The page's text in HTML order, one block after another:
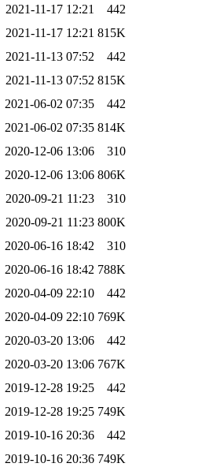
2021-11-17 12:21
442
2021-11-17 12:21 815K
2021-11-13 07:52
442
2021-11-13 07:52 815K
2021-06-02 07:35
442
2021-06-02 07:35 814K
2020-12-06 13:06
310
2020-12-06 13:06 806K
2020-09-21 11:23
310
2020-09-21 11:23 800K
2020-06-16 18:42
310
2020-06-16 18:42 788K
2020-04-09 22:10
442
2020-04-09 22:10 769K
2020-03-20 13:06
442
2020-03-20 13:06 767K
2019-12-28 19:25
442
2019-12-28 19:25 749K
2019-10-16 20:36
442
2019-10-16 20:36 749K